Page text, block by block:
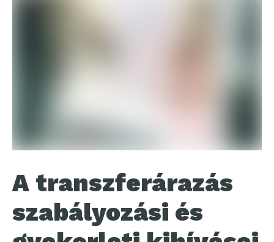
A transzferárazás
szabályozási és